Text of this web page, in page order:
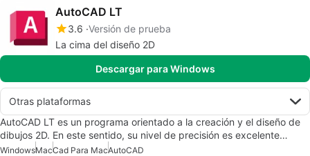
AutoCAD LT
3.6 Versión de prueba
La cima del diseño 2D
Descargar para Windows
Otras plataformas
AutoCAD LT es un programa orientado a la creación y el diseño de
dibujos 2D. En este sentido, su nivel de precisión es excelente…
WindowsMacCad Para MacAutoCAD